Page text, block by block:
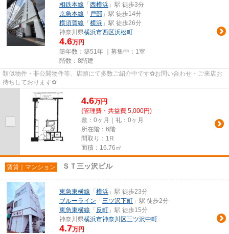
相鉄本線 「 西横浜 」駅 徒歩3分
京急本線 「 戸部 」駅 徒歩14分
横須賀線 「 横浜 」駅 徒歩26分
神奈川県横浜市西区浜松町
4.6万円
築年数：築51年 ｜募集中： 1室
階数：8階建
類似物件・非公開物件等、店頭にて多数ご紹介中です✿お問い合わせ・ご来店お
待ちしております✿
4.6万円
(管理費・共益費 5,000円)
敷：0ヶ月｜礼：0ヶ月
所在階：6階
間取り：1R
面積：16.76㎡
賃貸｜マンション ＳＴ三ッ沢ビル
東急東横線 「 横浜 」駅 徒歩23分
ブルーライン 「 三ツ沢下町 」駅 徒歩2分
東急東横線 「 反町 」駅 徒歩15分
神奈川県横浜市神奈川区三ツ沢中町
4.7万円